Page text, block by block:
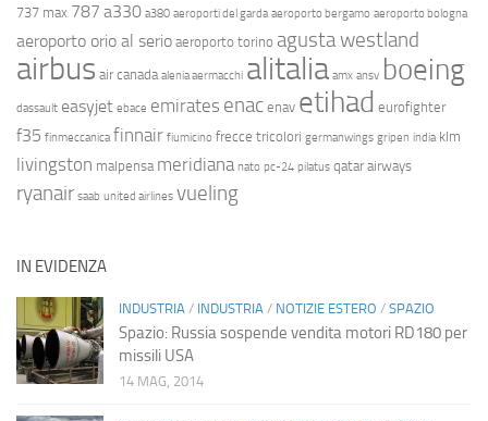
737 max 787 a330 a380 aeroporti del garda aeroporto bergamo aeroporto bologna
aeroporto orio al serio aeroporto torino agusta westland
airbus air canada alenia aermacchi alitalia amx ansv boeing
dassault easyjet ebace emirates enac enav etihad eurofighter
f35 finmeccanica finnair fiumicino frecce tricolori germanwings gripen india klm
livingston malpensa meridiana nato pc-24 pilatus qatar airways
ryanair saab united airlines vueling
IN EVIDENZA
INDUSTRIA / INDUSTRIA / NOTIZIE ESTERO / SPAZIO
Spazio: Russia sospende vendita motori RD180 per
missili USA
14 MAG, 2014